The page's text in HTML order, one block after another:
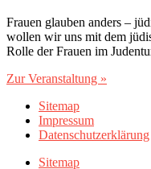
Frauen glauben anders –
wollen wir uns mit dem
Rolle der Frauen im
Zur Veranstaltung »
Sitemap
Impressum
Datenschutzerklärung
Sitemap